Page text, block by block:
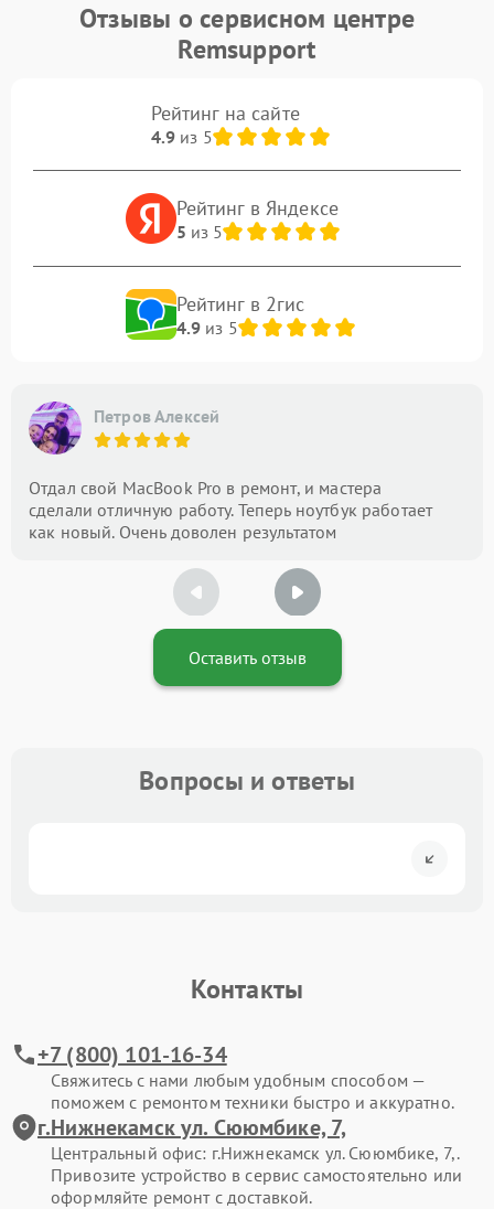
Отзывы о сервисном центре
Remsupport
Рейтинг на сайте
4.9из 5
Рейтинг в Яндексе
5 из 5
Рейтинг в 2гис
4.9из 5
Петров Алексей
Отдал свой MacBook Pro в ремонт, и мастера
сделали отличную работу. Теперь ноутбук работает
как новый. Очень доволен результатом
Оставить отзыв
Вопросы и ответы
Контакты
+7 (800) 101-16-34
Свяжитесь с нами любым удобным способом —
поможем с ремонтом техники быстро и аккуратно.
г.Нижнекамск ул. Сююмбике, 7,
Центральный офис: г.Нижнекамск ул. Сююмбике, 7,.
Привозите устройство в сервис самостоятельно или
оформляйте ремонт с доставкой.